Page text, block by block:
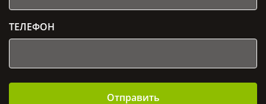
ТЕЛЕФОН
Отправить